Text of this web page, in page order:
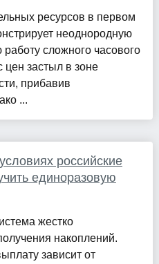
ресурсов в первом
неоднородную
сложного часового
застыл в зоне
прибавив
...
российские
единоразовую
жестко
накоплений.
зависит от